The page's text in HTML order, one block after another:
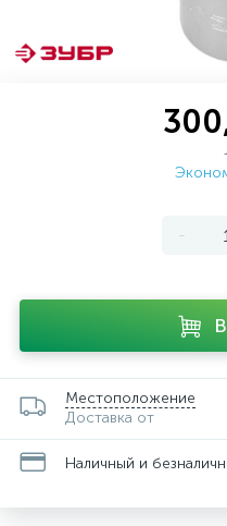
-
Местоположение
Доставка от
Наличный и